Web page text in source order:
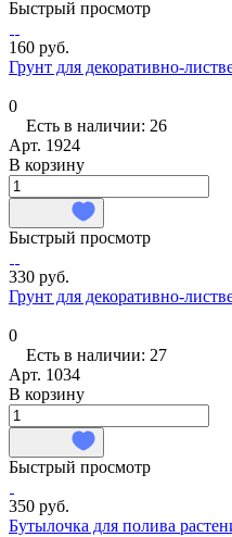
Быстрый просмотр
160 руб.
Грунт для декоративно-
0
Есть в наличии: 26
Арт. 1924
В корзину
Быстрый просмотр
330 руб.
Грунт для декоративно-
0
Есть в наличии: 27
Арт. 1034
В корзину
Быстрый просмотр
350 руб.
Бутылочка для полива